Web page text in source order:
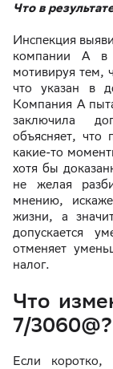
Что в
Инспекция
компании А в
мотивируя тем,
что указан в
Компания А
заключила
объясняет, что
какие-то
хотя бы
не желая
мнению,
жизни, а
допускается
отменяет
налог.
Что
7/3060@?
Если